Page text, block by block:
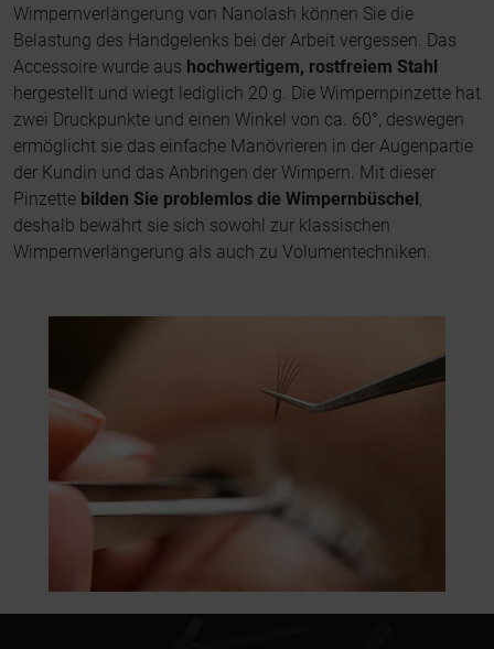
Wimpernverlängerung von Nanolash können Sie die
Belastung des Handgelenks bei der Arbeit vergessen. Das
Accessoire wurde aus hochwertigem, rostfreiem Stahl
hergestellt und wiegt lediglich 20 g. Die Wimpernpinzette hat
zwei Druckpunkte und einen Winkel von ca. 60°, deswegen
ermöglicht sie das einfache Manövrieren in der Augenpartie
der Kundin und das Anbringen der Wimpern. Mit dieser
Pinzette bilden Sie problemlos die Wimpernbüschel ,
deshalb bewährt sie sich sowohl zur klassischen
Wimpernverlängerung als auch zu Volumentechniken.